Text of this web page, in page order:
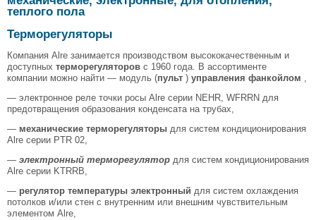
теплого пола
Терморегуляторы
Компания Alre занимается производством высококачественным и
доступных терморегуляторов с 1960 года. В ассортименте
компании можно найти — модуль (пульт ) управления фанкойлом ,
— электронное реле точки росы Alre серии NEHR, WFRRN для
предотвращения образования конденсата на трубах,
— механические терморегуляторы для систем кондиционирования
Alre серии PTR 02,
— электронный терморегулятор для систем кондиционирования
Alre серии KTRRB,
— регулятор температуры электронный для систем охлаждения
потолков и/или стен с внутренним или внешним чувствительным
элементом Alre,